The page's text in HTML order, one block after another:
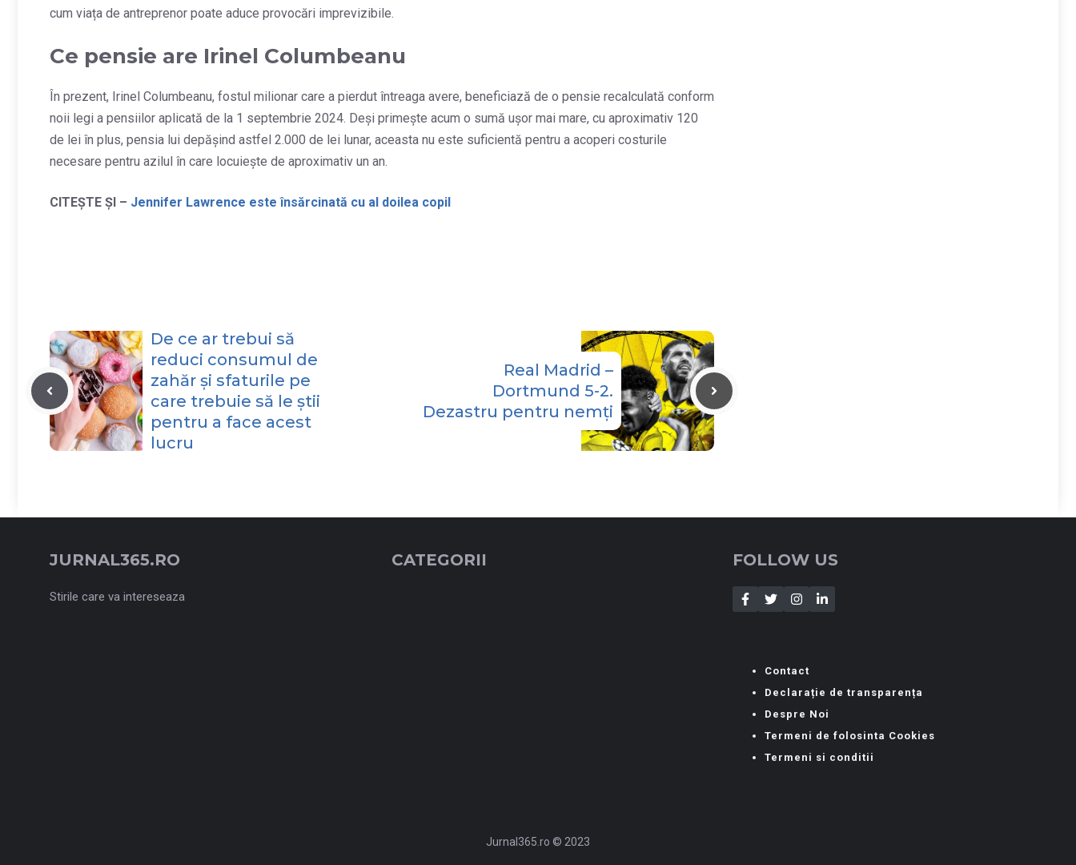
cum viața de antreprenor poate aduce provocări imprevizibile.
Ce pensie are Irinel Columbeanu
În prezent, Irinel Columbeanu, fostul milionar care a pierdut întreaga avere, beneficiază de o pensie recalculată conform
noii legi a pensiilor aplicată de la 1 septembrie 2024. Deși primește acum o sumă ușor mai mare, cu aproximativ 120
de lei în plus, pensia lui depășind astfel 2.000 de lei lunar, aceasta nu este suficientă pentru a acoperi costurile
necesare pentru azilul în care locuiește de aproximativ un an.
CITEȘTE ȘI – Jennifer Lawrence este însărcinată cu al doilea copil
De ce ar trebui să
reduci consumul de
zahăr și sfaturile pe
care trebuie să le știi
pentru a face acest
lucru
Real Madrid –
Dortmund 5-2.
Dezastru pentru nemți
JURNAL365.RO
Stirile care va intereseaza
CATEGORII FOLLOW US
Contact
Declarație de transparența
Despre Noi
Termeni de folosinta Cookies
Termeni si conditii
Jurnal365.ro © 2023